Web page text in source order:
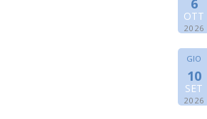
6
OTT
2026
GIO
10
SET
2026